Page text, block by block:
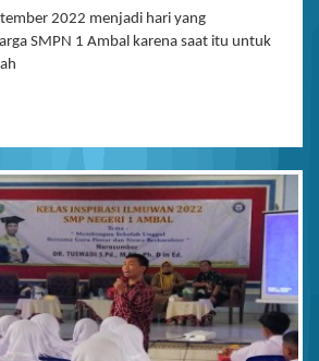
2022 menjadi hari yang
SMPN 1 Ambal karena saat itu untuk